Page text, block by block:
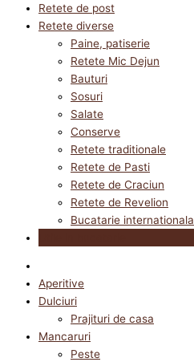
Retete de post
Retete diverse
Paine, patiserie
Retete Mic Dejun
Bauturi
Sosuri
Salate
Conserve
Retete traditionale
Retete de Pasti
Retete de Craciun
Retete de Revelion
Bucatarie internationala
Aperitive
Dulciuri
Prajituri de casa
Mancaruri
Peste